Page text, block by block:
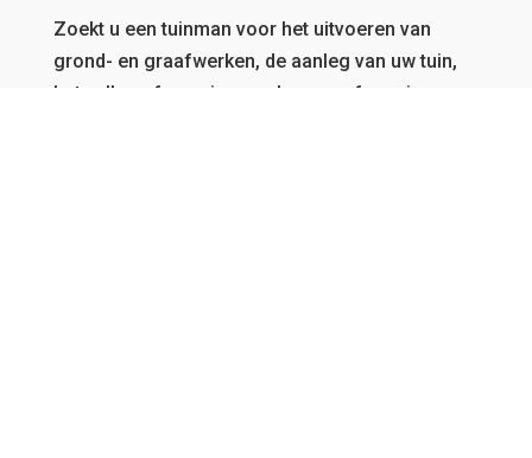
Zoekt u een tuinman voor het uitvoeren van
grond- en graafwerken, de aanleg van uw tuin,
het vellen of snoeien van bomen of overig